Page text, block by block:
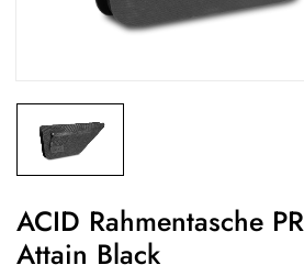
ACID Rahmentasche
Attain Black